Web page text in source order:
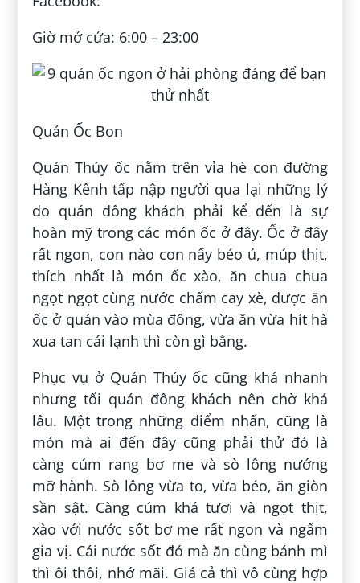
Giờ mở cửa: 6:00 – 23:00
Quán Ốc Bon
Quán Thúy ốc nằm trên vỉa hè con đường
Hàng Kênh tấp nập người qua lại những lý
do quán đông khách phải kể đến là sự
hoàn mỹ trong các món ốc ở đây. Ốc ở đây
rất ngon, con nào con nấy béo ú, múp thịt,
thích nhất là món ốc xào, ăn chua chua
ngọt ngọt cùng nước chấm cay xè, được ăn
ốc ở quán vào mùa đông, vừa ăn vừa hít hà
xua tan cái lạnh thì còn gì bằng.
Phục vụ ở Quán Thúy ốc cũng khá nhanh
nhưng tối quán đông khách nên chờ khá
lâu. Một trong những điểm nhấn, cũng là
món mà ai đến đây cũng phải thử đó là
càng cúm rang bơ me và sò lông nướng
mỡ hành. Sò lông vừa to, vừa béo, ăn giòn
sần sật. Càng cúm khá tươi và ngọt thịt,
xào với nước sốt bơ me rất ngon và ngấm
gia vị. Cái nước sốt đó mà ăn cùng bánh mì
thì ôi thôi, nhớ mãi. Giá cả thì vô cùng hợp